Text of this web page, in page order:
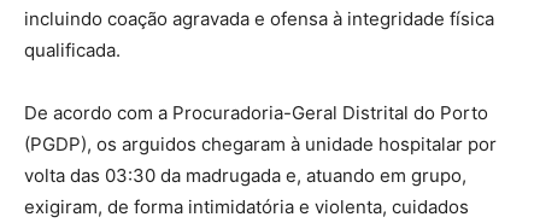
incluindo coação agravada e ofensa à integridade física
qualificada.
De acordo com a Procuradoria-Geral Distrital do Porto
(PGDP), os arguidos chegaram à unidade hospitalar por
volta das 03:30 da madrugada e, atuando em grupo,
exigiram, de forma intimidatória e violenta, cuidados